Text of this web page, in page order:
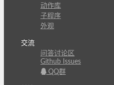
动作库
子程序
外观
交流
问答讨论区
Github Issues
QQ群